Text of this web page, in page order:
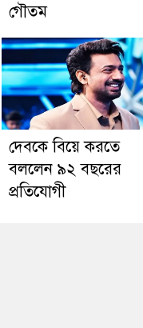
গৌতম
দেবকে বিয়ে করতে
বললেন ৯২ বছরের
প্রতিযোগী